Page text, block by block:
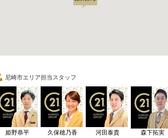
尼崎市エリア担当スタッフ
姫野恭平 久保穂乃香 河田泰貴 森下拓実